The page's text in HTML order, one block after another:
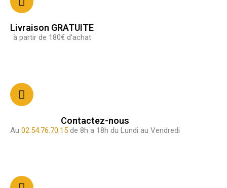
Livraison GRATUITE
à partir de 180€ d'achat
Contactez-nous
Au 02.54.76.70.15 de 8h a 18h du Lundi au Vendredi